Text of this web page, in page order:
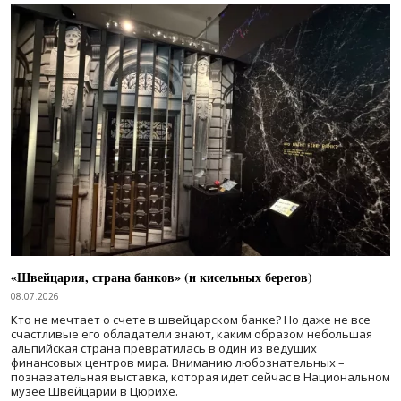
«Швейцария, страна банков» (и кисельных берегов)
08.07.2026
Кто не мечтает о счете в швейцарском банке? Но даже не все
счастливые его обладатели знают, каким образом небольшая
альпийская страна превратилась в один из ведущих
финансовых центров мира. Вниманию любознательных –
познавательная выставка, которая идет сейчас в Национальном
музее Швейцарии в Цюрихе.